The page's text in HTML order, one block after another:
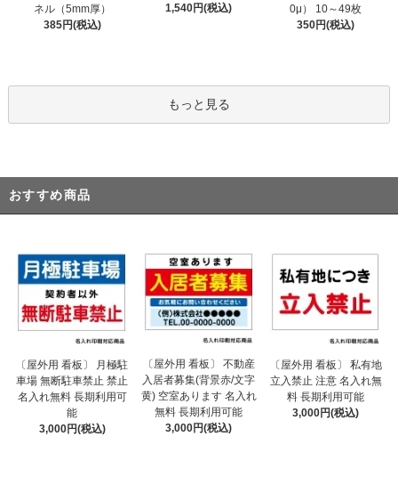
ネル（5mm厚）
385円(税込)
1,540円(税込)
0μ） 10～49枚
350円(税込)
もっと見る
おすすめ商品
〔屋外用 看板〕 月極駐
車場 無断駐車禁止 禁止
名入れ無料 長期利用可
能
3,000円(税込)
〔屋外用 看板〕 不動産
入居者募集(背景赤/文字
黄) 空室あります 名入れ
無料 長期利用可能
3,000円(税込)
〔屋外用 看板〕 私有地
立入禁止 注意 名入れ無
料 長期利用可能
3,000円(税込)